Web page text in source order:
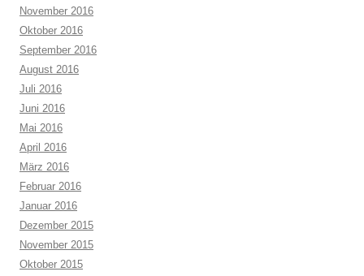
November 2016
Oktober 2016
September 2016
August 2016
Juli 2016
Juni 2016
Mai 2016
April 2016
März 2016
Februar 2016
Januar 2016
Dezember 2015
November 2015
Oktober 2015